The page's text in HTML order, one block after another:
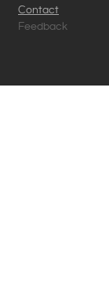
Contact
Feedback